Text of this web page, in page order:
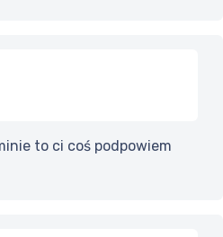
to ci coś podpowiem